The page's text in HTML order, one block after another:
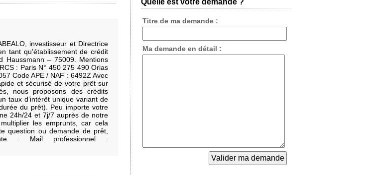
investisseur et Directrice
tant qu’établissement de crédit
Haussmann – 75009. Mentions
: Paris N° 450 275 490 Orias
Code APE / NAF : 6492Z Avec
et sécurisé de votre prêt sur
nous proposons des crédits
taux d’intérêt unique variant de
du prêt). Peu importe votre
24h/24 et 7j/7 auprès de notre
les emprunts, car cela
question ou demande de prêt,
: Mail professionnel :
Quelle est votre demande ?
Titre de ma demande :
Ma demande en détail :